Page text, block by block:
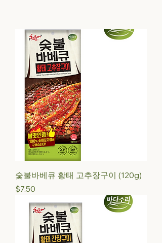
숯불바베큐 황태 고추장구이 (120g)
Price
$7.50